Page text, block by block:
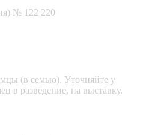
№ 122 220
(в семью). Уточняйте у
в разведение, на выставку.